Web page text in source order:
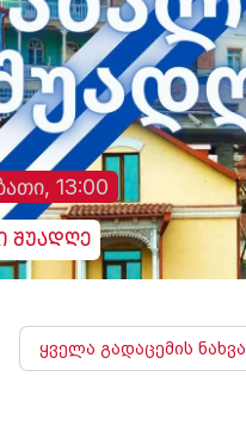
13:00
შუადღე
ყველა გადაცემის ნახვა